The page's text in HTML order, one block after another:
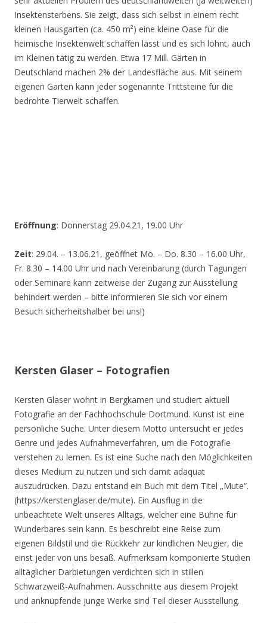
Insektensterbens. Sie zeigt, dass sich selbst in einem recht
kleinen Hausgarten (ca. 450 m²) eine kleine Oase für die
heimische Insektenwelt schaffen lässt und es sich lohnt, auch
im Kleinen tätig zu werden. Etwa 17 Mill. Gärten in
Deutschland machen 2% der Landesfläche aus. Mit seinem
eigenen Garten kann jeder sogenannte Trittsteine für die
bedrohte Tierwelt schaffen.
Eröffnung: Donnerstag 29.04.21, 19.00 Uhr
Zeit: 29.04. – 13.06.21, geöffnet Mo. – Do. 8.30 – 16.00 Uhr,
Fr. 8.30 – 14.00 Uhr und nach Vereinbarung (durch Tagungen
oder Seminare kann zeitweise der Zugang zur Ausstellung
behindert werden – bitte informieren Sie sich vor einem
Besuch sicherheitshalber bei uns!)
Kersten Glaser – Fotografien
Kersten Glaser wohnt in Bergkamen und studiert aktuell
Fotografie an der Fachhochschule Dortmund. Kunst ist eine
persönliche Suche. Unter diesem Motto untersucht er jedes
Genre und jedes Aufnahmeverfahren, um die Fotografie
verstehen zu lernen. Es ist eine Suche nach den Möglichkeiten
dieses Medium zu nutzen und sich damit adäquat
auszudrücken. Dazu entstand ein Buch mit dem Titel „Mute“.
(https://kerstenglaser.de/mute). Ein Ausflug in die
unbeachtete Welt unseres Alltags, welcher eine Bühne für
Wunderbares sein kann. Es beschreibt eine Reise zum
eigenen Bildstil und die Rückkehr zur kindlichen Neugier, die
einst jeder von uns besaß. Aufmerksam komponierte Studien
alltäglicher Darbietungen verdichten sich in stillen
Schwarzweiß-Aufnahmen. Ausschnitte aus diesem Projekt
und anknüpfende junge Werke sind Teil dieser Ausstellung.